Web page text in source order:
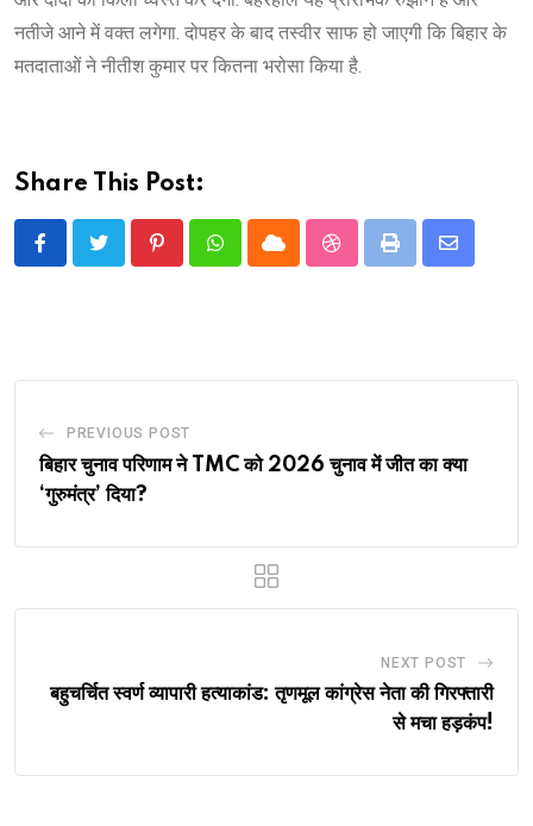
नतीजे आने में वक्त लगेगा. दोपहर के बाद तस्वीर साफ हो जाएगी कि बिहार के
मतदाताओं ने नीतीश कुमार पर कितना भरोसा किया है.
Share This Post:
PinterestWhatsappCloud StumbleUpon
Print
Share
PREVIOUS POST
बिहार चुनाव परिणाम ने TMC को 2026 चुनाव में जीत का क्या
‘गुरुमंत्र’ दिया?
NEXT POST
बहुचर्चित स्वर्ण व्यापारी हत्याकांड: तृणमूल कांग्रेस नेता की गिरफ्तारी
से मचा हड़कंप!